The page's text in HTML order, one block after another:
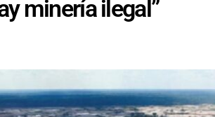
minería ilegal”